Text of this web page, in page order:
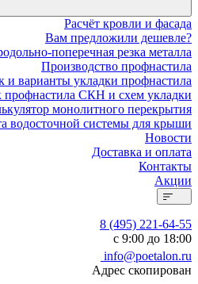
Расчёт кровли и фасада
Вам предложили дешевле?
поперечная резка металла
Производство профнастила
и варианты укладки профнастила
профнастила СКН и схем укладки
монолитного перекрытия
водосточной системы для крыши
Новости
Доставка и оплата
Контакты
Акции
8 (495) 221-64-55
с 9:00 до 18:00
info@poetalon.ru
Адрес скопирован